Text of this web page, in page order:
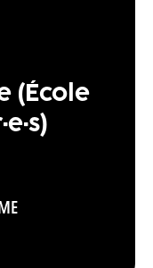
(École